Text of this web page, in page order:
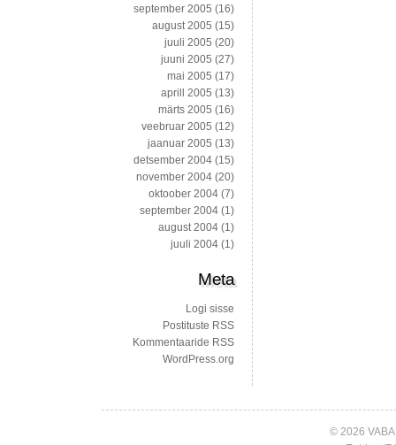
september 2005 (16)
august 2005 (15)
juuli 2005 (20)
juuni 2005 (27)
mai 2005 (17)
aprill 2005 (13)
märts 2005 (16)
veebruar 2005 (12)
jaanuar 2005 (13)
detsember 2004 (15)
november 2004 (20)
oktoober 2004 (7)
september 2004 (1)
august 2004 (1)
juuli 2004 (1)
Meta
Logi sisse
Postituste RSS
Kommentaaride RSS
WordPress.org
© 2026